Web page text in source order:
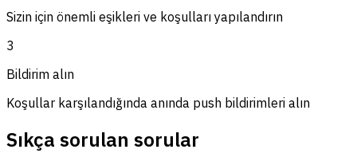
Sizin için önemli eşikleri ve koşulları yapılandırın
3
Bildirim alın
Koşullar karşılandığında anında push bildirimleri alın
Sıkça sorulan sorular